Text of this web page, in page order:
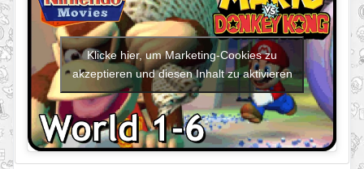
Klicke hier, um Marketing-Cookies zu
akzeptieren und diesen Inhalt zu aktivieren